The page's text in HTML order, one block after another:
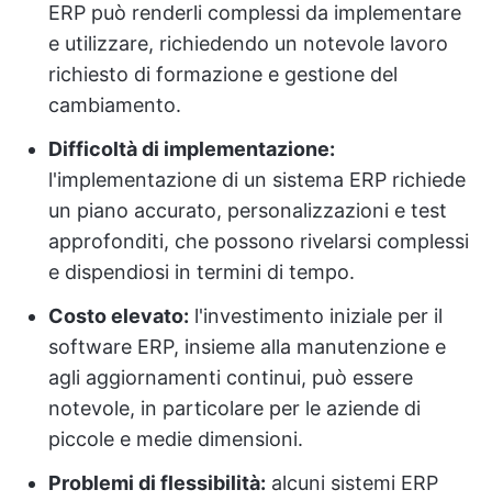
ERP può renderli complessi da implementare
e utilizzare, richiedendo un notevole lavoro
richiesto di formazione e gestione del
cambiamento.
Difficoltà di implementazione:
l'implementazione di un sistema ERP richiede
un piano accurato, personalizzazioni e test
approfonditi, che possono rivelarsi complessi
e dispendiosi in termini di tempo.
Costo elevato: l'investimento iniziale per il
software ERP, insieme alla manutenzione e
agli aggiornamenti continui, può essere
notevole, in particolare per le aziende di
piccole e medie dimensioni.
Problemi di flessibilità: alcuni sistemi ERP